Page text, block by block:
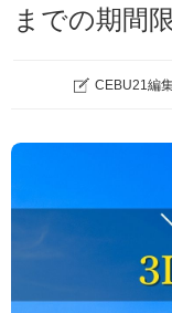
までの期間
CEBU21編